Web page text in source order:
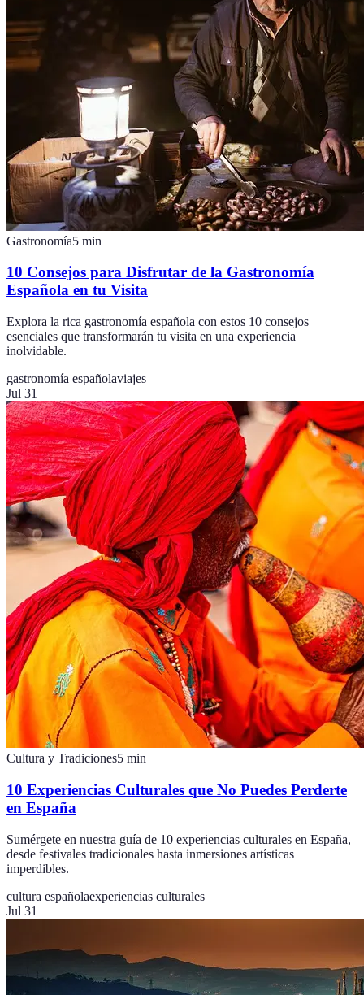
Gastronomía5 min
10 Consejos para Disfrutar de la Gastronomía
Española en tu Visita
Explora la rica gastronomía española con estos 10 consejos
esenciales que transformarán tu visita en una experiencia
inolvidable.
gastronomía españolaviajes
Jul 31
Cultura y Tradiciones5 min
10 Experiencias Culturales que No Puedes Perderte
en España
Sumérgete en nuestra guía de 10 experiencias culturales en España,
desde festivales tradicionales hasta inmersiones artísticas
imperdibles.
cultura españolaexperiencias culturales
Jul 31